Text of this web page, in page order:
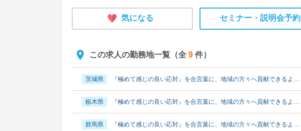
気になる セミナー・ 説明会予約
この求人の勤務地一覧（全 9 件）
茨城県 『極めて感じの良い応対』を合言葉に、地域の方々へ貢献できるよ…
栃木県 『極めて感じの良い応対』を合言葉に、地域の方々へ貢献できるよ…
群馬県 『極めて感じの良い応対』を合言葉に、地域の方々へ貢献できるよ…